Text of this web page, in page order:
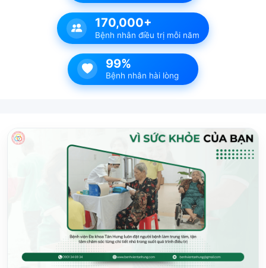
170,000+
Bệnh nhân điều trị mỗi năm
99%
Bệnh nhân hài lòng